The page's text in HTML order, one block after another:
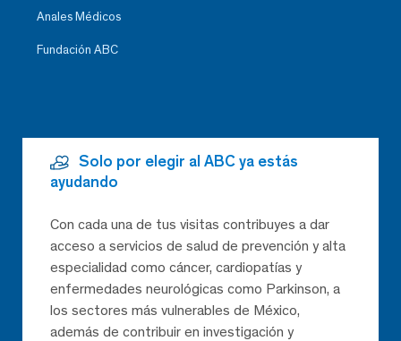
Anales Médicos
Fundación ABC
Solo por elegir al ABC ya estás
ayudando
Con cada una de tus visitas contribuyes a dar
acceso a servicios de salud de prevención y alta
especialidad como cáncer, cardiopatías y
enfermedades neurológicas como Parkinson, a
los sectores más vulnerables de México,
además de contribuir en investigación y